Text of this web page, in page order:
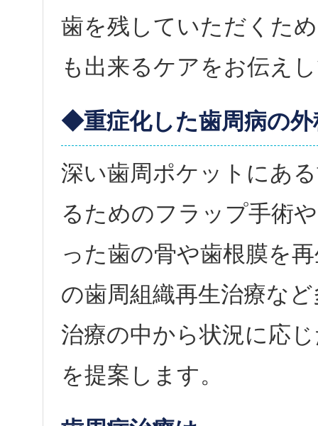
歯を残していただくた
も出来るケアをお伝え
◆重症化した歯周病の外
深い歯周ポケットにあ
るためのフラップ手術
った歯の骨や歯根膜を
の歯周組織再生治療な
治療の中から状況に応
を提案します。